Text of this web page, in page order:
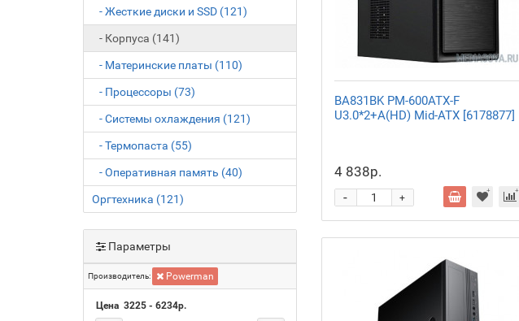
- Жесткие диски и SSD (121)
- Корпуса (141)
- Материнские платы (110)
- Процессоры (73)
- Системы охлаждения (121)
- Термопаста (55)
- Оперативная память (40)
Оргтехника (121)
Параметры
Производитель: Powerman
Цена 3225 - 6234р.
BA831BK PM-600ATX-F
U3.0*2+A(HD) Mid-ATX [6178877]
4 838р.
+
-